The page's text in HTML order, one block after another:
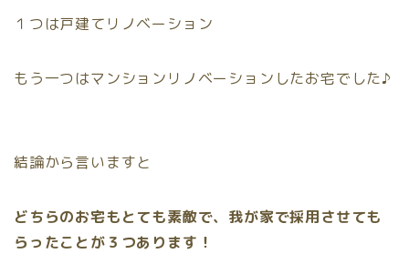
１つは戸建てリノベーション
もう一つはマンションリノベーションしたお宅でした♪
結論から言いますと
どちらのお宅もとても素敵で、我が家で採用させても
らったことが３つあります！